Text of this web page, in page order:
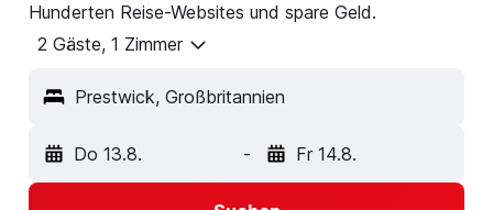
Hunderten Reise-Websites und spare Geld.
2 Gäste, 1 Zimmer
Prestwick, Großbritannien
Do 13.8. - Fr 14.8.